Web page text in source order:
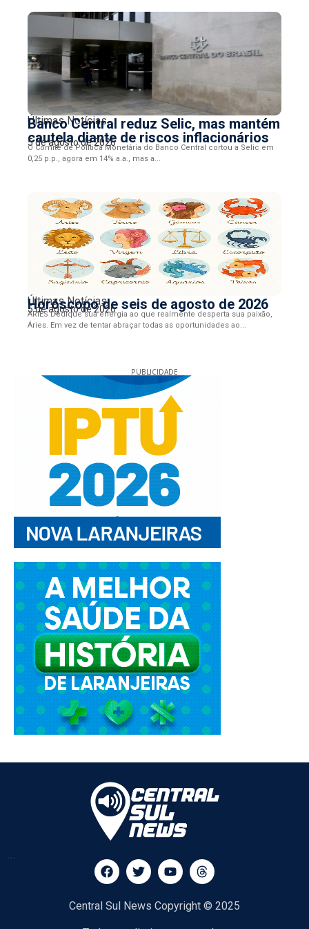
Últimas Notícias
Banco Central reduz Selic, mas mantém
cautela diante de riscos inflacionários
5 de agosto de 2026
O Comitê de Política Monetária do Banco Central cortou a Selic em
0,25 p.p., agora em 14% a.a., mas a...
Últimas Notícias
Horóscopo de seis de agosto de 2026
5 de agosto de 2026
ÁRIES Dedique sua energia ao que realmente desperta sua paixão,
Áries. Em vez de tentar abraçar todas as oportunidades ao...
PUBLICIDADE
...
Central Sul News Copyright © 2025